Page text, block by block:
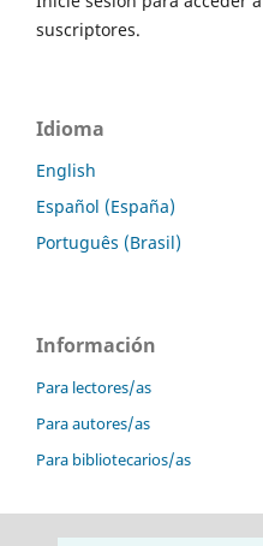
suscriptores.
Idioma
English
Español (España)
Português (Brasil)
Información
Para lectores/as
Para autores/as
Para bibliotecarios/as